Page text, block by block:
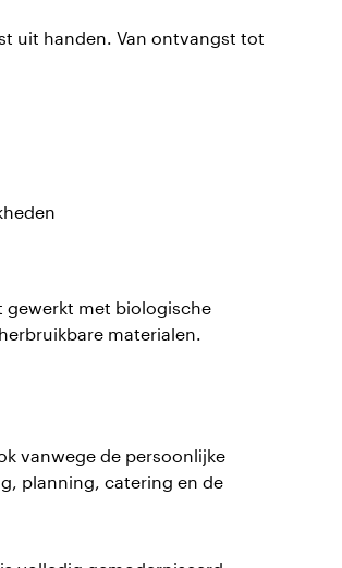
uit handen. Van ontvangst tot
gewerkt met biologische
materialen.
vanwege de persoonlijke
planning, catering en de